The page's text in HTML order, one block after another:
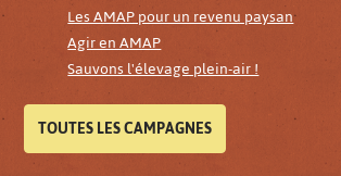
Les AMAP pour un revenu paysan
Agir en AMAP
Sauvons l'élevage plein-air !
TOUTES LES CAMPAGNES